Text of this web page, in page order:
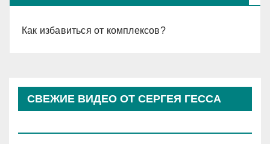
Как избавиться от комплексов?
СВЕЖИЕ ВИДЕО ОТ СЕРГЕЯ ГЕССА